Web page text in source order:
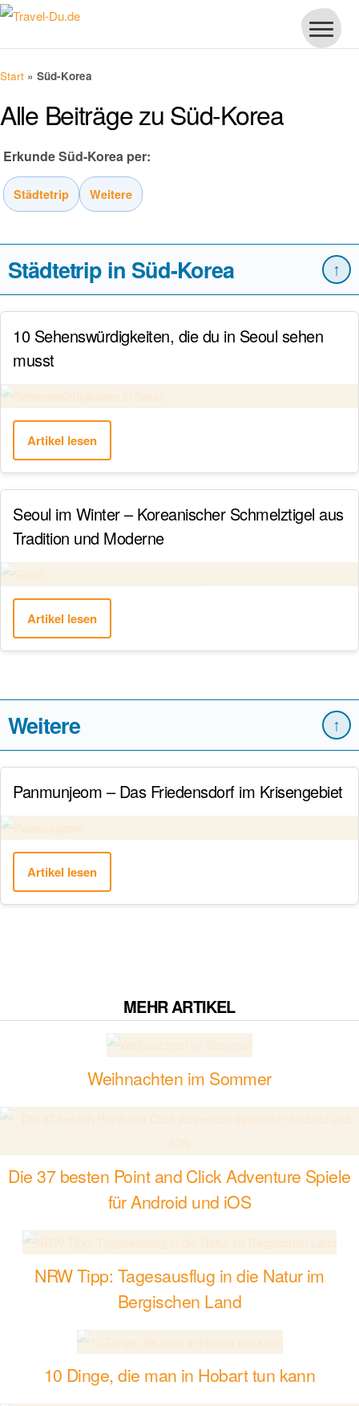
Start » Süd-Korea
Alle Beiträge zu Süd-Korea
Erkunde Süd-Korea per:
Städtetrip Weitere
Städtetrip in Süd-Korea ↑
10 Sehenswürdigkeiten, die du in Seoul sehen
musst
Artikel lesen
Seoul im Winter – Koreanischer Schmelztigel aus
Tradition und Moderne
Artikel lesen
Weitere ↑
Panmunjeom – Das Friedensdorf im Krisengebiet
Artikel lesen
MEHR ARTIKEL
Weihnachten im Sommer
Die 37 besten Point and Click Adventure Spiele
für Android und iOS
NRW Tipp: Tagesausflug in die Natur im
Bergischen Land
10 Dinge, die man in Hobart tun kann